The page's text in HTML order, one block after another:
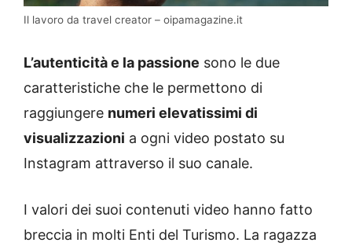
Il lavoro da travel creator – oipamagazine.it
L’autenticità e la passione sono le due
caratteristiche che le permettono di
raggiungere numeri elevatissimi di
visualizzazioni a ogni video postato su
Instagram attraverso il suo canale.
I valori dei suoi contenuti video hanno fatto
breccia in molti Enti del Turismo. La ragazza